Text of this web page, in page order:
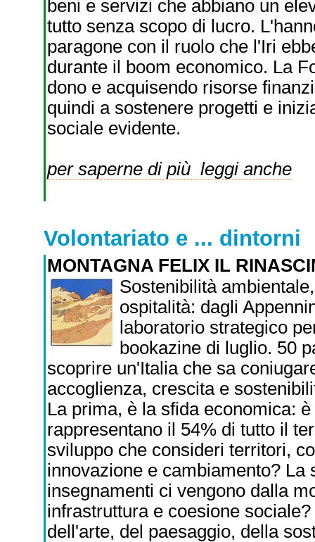
beni e servizi che abbiano un
tutto senza scopo di lucro.
paragone con il ruolo che l'Iri
durante il boom economico. La
dono e acquisendo risorse
quindi a sostenere progetti e
sociale evidente.
per saperne di piùleggi anche
Volontariato e ... dintorni
MONTAGNA FELIX IL
Sostenibilità
ospitalità: dagli
laboratorio strategico
bookazine di luglio. 50
scoprire un'Italia che sa
accoglienza, crescita e
La prima, è la sfida economica:
rappresentano il 54% di tutto il
sviluppo che consideri territori,
innovazione e cambiamento?
insegnamenti ci vengono dalla
infrastruttura e coesione
dell'arte, del paesaggio, della